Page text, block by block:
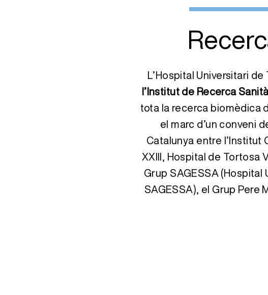
L’Hospital Universitari
l’Institut de Recerca
tota la recerca biomèdica
el marc d’un conveni
Catalunya entre l’Institut
XXIII, Hospital de Tortosa
Grup SAGESSA (Hospital
SAGESSA), el Grup Pere